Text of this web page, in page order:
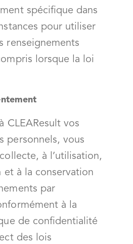
spécifique dans
pour utiliser
renseignements
lorsque la loi
CLEAResult vos
personnels, vous
à l’utilisation,
et à la conservation
par
à la
de confidentialité
des lois